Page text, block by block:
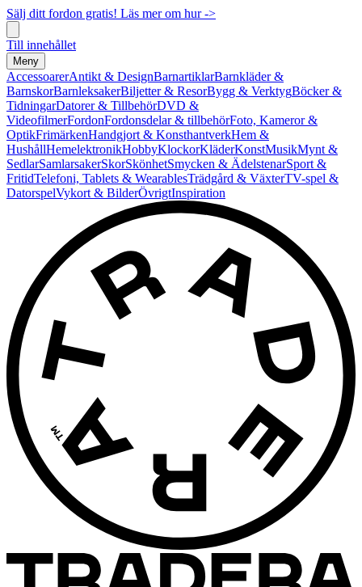
Sälj ditt fordon gratis! Läs mer om hur ->
Till innehållet
Meny
AccessoarerAntikt & DesignBarnartiklarBarnkläder &
BarnskorBarnleksakerBiljetter & ResorBygg & VerktygBöcker &
TidningarDatorer & TillbehörDVD &
VideofilmerFordonFordonsdelar & tillbehörFoto, Kameror &
OptikFrimärkenHandgjort & KonsthantverkHem &
HushållHemelektronikHobbyKlockorKläderKonstMusikMynt &
SedlarSamlarsakerSkorSkönhetSmycken & ÄdelstenarSport &
FritidTelefoni, Tablets & WearablesTrädgård & VäxterTV-spel &
DatorspelVykort & BilderÖvrigtInspiration